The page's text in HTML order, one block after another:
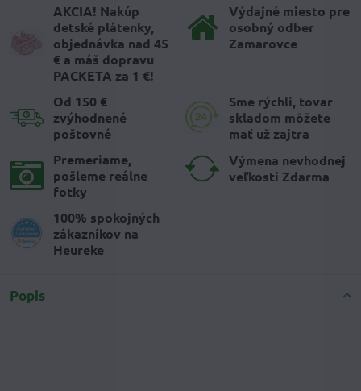
AKCIA! Nakúp
detské plátenky,
objednávka nad 45
€ a máš dopravu
PACKETA za 1 €!
Výdajné miesto pre
osobný odber
Zamarovce
Od 150 €
zvýhodnené
poštovné
Sme rýchli, tovar
skladom môžete
mať už zajtra
Premeriame,
pošleme reálne
fotky
Výmena nevhodnej
veľkosti Zdarma
100% spokojných
zákazníkov na
Heureke
Popis